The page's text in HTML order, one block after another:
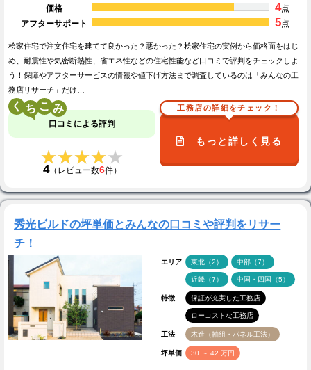
価格
4点
アフターサポート
5点
桧家住宅で注文住宅を建てて良かった？悪かった？桧家住宅の実例から価格面をはじ
め、耐震性や気密断熱性、省エネ性などの住宅性能など口コミで評判をチェックしよ
う！保障やアフターサービスの情報や値下げ方法まで調査しているのは「みんなの工
務店リサーチ」だけ…
く こ
口コミによる評判
★★★★★
★★★★★
4（レビュー数6件）
工務店の詳細をチェック！
もっと詳しく見る
秀光ビルドの坪単価とみんなの口コミや評判をリサー
チ！
エリア 東北（2） 中部（7）
近畿（7） 中国・四国（5）
特徴 保証が充実した工務店
ローコストな工務店
工法 木造（軸組・パネル工法）
坪単価 30 ～ 42 万円